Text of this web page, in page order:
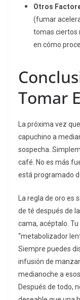
Otros
(fumar
tomas ciertos
en cómo
Tomar
La próxima vez
capuchino a
sospecha.
café. No es más
está programado
La regla de oro es
de té después de
cama, acéptalo.
“metabolizador
Siempre puedes
infusión de
medianoche a
Después de todo,